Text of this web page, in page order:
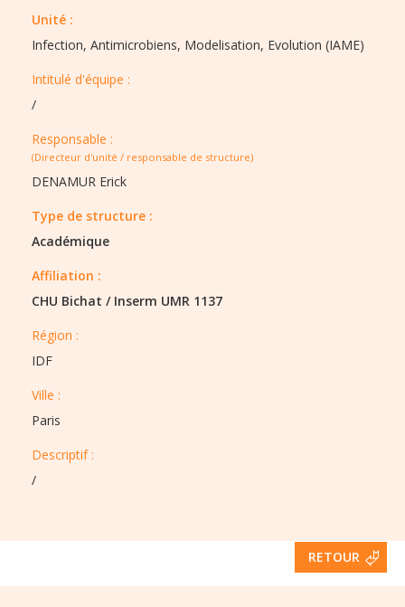
Unité :
Infection, Antimicrobiens, Modelisation, Evolution (IAME)
Intitulé d'équipe :​
/
Responsable :
(Directeur d'unité / responsable de structure)
DENAMUR Erick
Type de structure :​
Académique
Affiliation :
CHU Bichat / Inserm UMR 1137
Région :​​
IDF
Ville :​​
Paris
Descriptif :​
/
RETOUR